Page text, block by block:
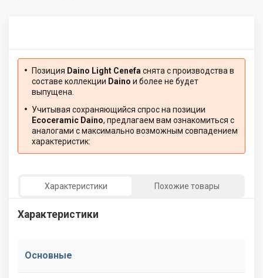
Позиция Daino Light Cenefa снята с производства в
составе коллекции Daino и более не будет
выпущена.
Учитывая сохраняющийся спрос на позиции
Ecoceramic Daino, предлагаем вам ознакомиться с
аналогами с максимально возможным совпадением
характеристик:
Характеристики Похожие товары
Характеристики
Основные